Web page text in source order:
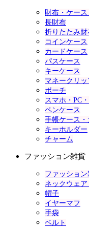
財布・ケー
長財布
折りたたみ財
コインケース
カードケース
パスケース
キーケース
マネークリッ
ポーチ
スマホ・PC
ペンケース
手帳ケース・
キーホルダー
チャーム
ファッション雑貨
ファッショ
ネックウェ
帽子
イヤーマフ
手袋
ベルト